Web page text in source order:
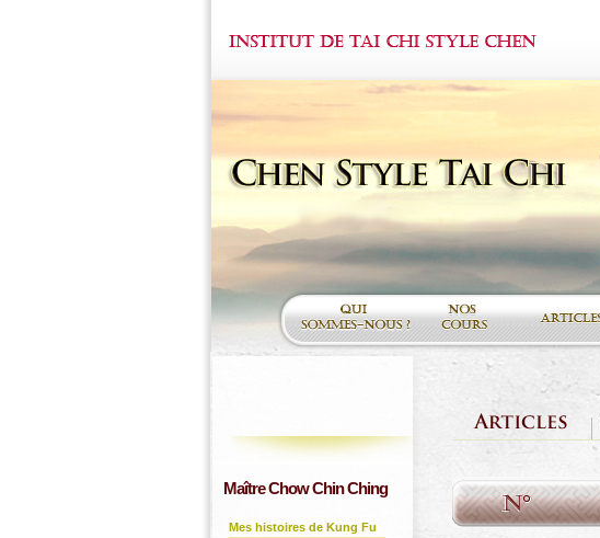
Maître Chow Chin Ching
Mes histoires de Kung Fu